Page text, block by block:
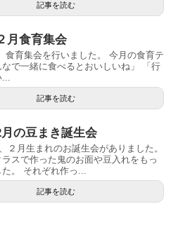
記事を読む
月食育集会
食育集会を行いました。 今月の食育テ
で一緒に食べるとおいしいね」 「行
...
記事を読む
月の豆まき誕生会
２月生まれのお誕生会がありました。
スで作った鬼のお面や豆入れをもっ
。 それぞれ作っ...
記事を読む